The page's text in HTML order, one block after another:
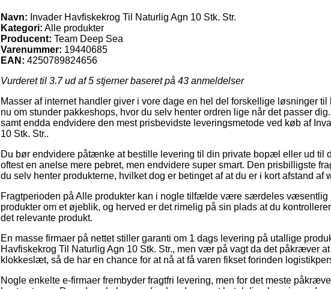
Navn: Invader Havfiskekrog Til Naturlig Agn 10 Stk. Str.
Kategori: Alle produkter
Producent: Team Deep Sea
Varenummer: 19440685
EAN: 4250789824656
Vurderet til 3.7ud af 5 stjerner baseret på 43 anmeldelser
Masser af internet handler giver i vore dage en hel del forskellige løsninger
nu om stunder pakkeshops, hvor du selv henter ordren lige når det passer
samt endda endvidere den mest prisbevidste leveringsmetode ved køb af
10 Stk. Str..
Du bør endvidere påtænke at bestille levering til din private bopæl eller ud til
oftest en anelse mere pebret, men endvidere super smart. Den prisbilligste
du selv henter produkterne, hvilket dog er betinget af at du er i kort afstand af
Fragtperioden på Alle produkter kan i nogle tilfælde være særdeles væsentlig
produkter om et øjeblik, og herved er det rimelig på sin plads at du
det relevante produkt.
En masse firmaer på nettet stiller garanti om 1 dags levering på utallige
Havfiskekrog Til Naturlig Agn 10 Stk. Str., men vær på vagt da det påkræver
klokkeslæt, så de har en chance for at nå at få varen fikset forinden
Nogle enkelte e-firmaer frembyder fragtfri levering, men for det meste